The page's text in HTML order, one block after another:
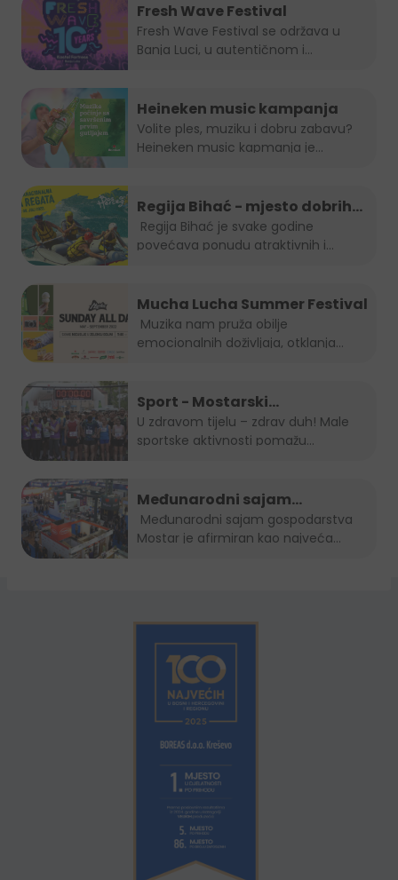
Fresh Wave Festival
Fresh Wave Festival se održava u
Banja Luci, u autentičnom i...
Heineken music kampanja
Volite ples, muziku i dobru zabavu?
Heineken music kapmanja je...
Regija Bihać - mjesto dobrih
evenata
povećava ponudu atraktivnih i...
Mucha Lucha Summer Festival
emocionalnih doživljaja, otklanja
Sport - Mostarski
polumaraton, Sara 5K, Zenički
cener i Kiseljak open
U zdravom tijelu – zdrav duh! Male
sportske aktivnosti pomažu...
Međunarodni sajam
gospodarstva Mostar 2022.
Mostar je afirmiran kao najveća...